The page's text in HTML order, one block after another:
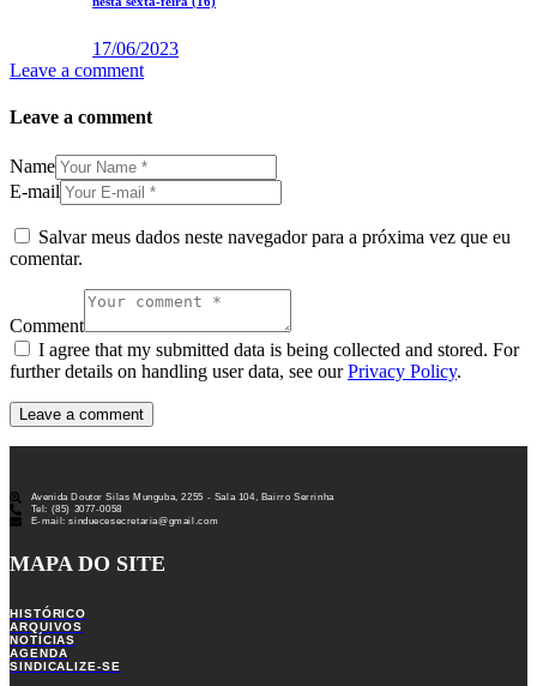
17/06/2023
Leave a comment
Leave a comment
Name
E-mail
Salvar meus dados neste navegador para a próxima vez que eu
comentar.
Comment
I agree that my submitted data is being collected and stored. For
further details on handling user data, see ourPrivacy Policy.
Avenida Doutor Silas Munguba, 2255 - Sala 104, Bairro Serrinha
Tel: (85) 3077-0058
E-mail: sinduecesecretaria@gmail.com
MAPA DO SITE
HISTÓRICO
ARQUIVOS
NOTÍCIAS
AGENDA
SINDICALIZE-SE